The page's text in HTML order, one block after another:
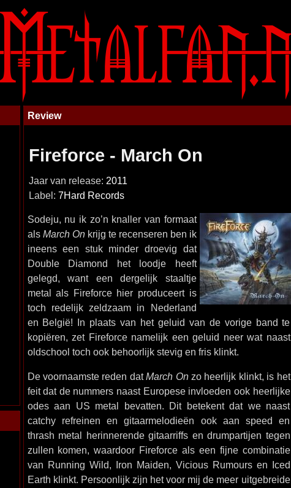
Review
Fireforce - March On
Jaar van release: 2011
Label: 7Hard Records
Sodeju, nu ik zo’n knaller van formaat
als March Onkrijg te recenseren ben ik
ineens een stuk minder droevig dat
Double Diamond het loodje heeft
gelegd, want een dergelijk staaltje
metal als Fireforce hier produceert is
toch redelijk zeldzaam in Nederland
en België! In plaats van het geluid van de vorige band te
kopiëren, zet Fireforce namelijk een geluid neer wat naast
oldschool toch ook behoorlijk stevig en fris klinkt.
De voornaamste reden datMarch Onzo heerlijk klinkt, is het
feit dat de nummers naast Europese invloeden ook heerlijke
odes aan US metal bevatten. Dit betekent dat we naast
catchy refreinen en gitaarmelodieën ook aan speed en
thrash metal herinnerende gitaarriffs en drumpartijen tegen
zullen komen, waardoor Fireforce als een fijne combinatie
van Running Wild, Iron Maiden, Vicious Rumours en Iced
Earth klinkt. Persoonlijk zijn het voor mij de meer uitgebreide